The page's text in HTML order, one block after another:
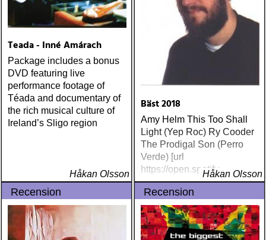
Teada - Inné Amárach
Package includes a bonus
DVD featuring live
performance footage of
Téada and documentary of
the rich musical culture of
Ireland’s Sligo region
Håkan Olsson
Bäst 2018
Amy Helm This Too Shall
Light (Yep Roc) Ry Cooder
The Prodigal Son (Perro
Verde) [url
https://open.spotifyHåkan Olsson
Recension Recension